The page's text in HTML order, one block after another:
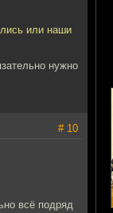
или наши
нужно
# 10
всё подряд